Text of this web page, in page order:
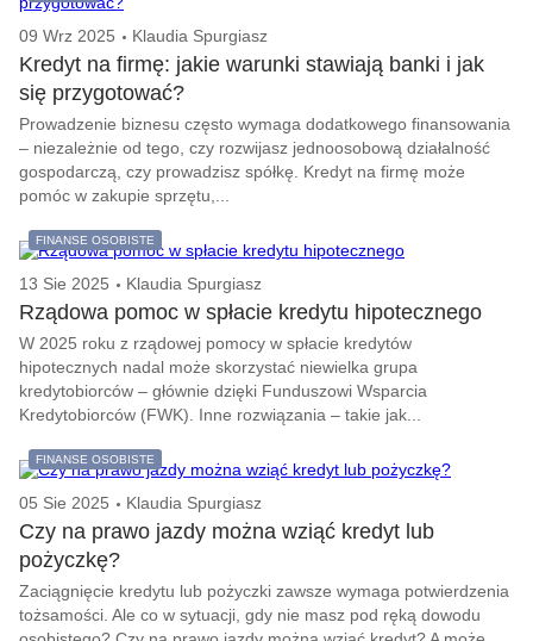
09 Wrz 2025 Klaudia Spurgiasz
Kredyt na firmę: jakie warunki stawiają banki i jak
się przygotować?
Prowadzenie biznesu często wymaga dodatkowego finansowania
– niezależnie od tego, czy rozwijasz jednoosobową działalność
gospodarczą, czy prowadzisz spółkę. Kredyt na firmę może
pomóc w zakupie sprzętu,...
FINANSE OSOBISTE
13 Sie 2025 Klaudia Spurgiasz
Rządowa pomoc w spłacie kredytu hipotecznego
W 2025 roku z rządowej pomocy w spłacie kredytów
hipotecznych nadal może skorzystać niewielka grupa
kredytobiorców – głównie dzięki Funduszowi Wsparcia
Kredytobiorców (FWK). Inne rozwiązania – takie jak...
FINANSE OSOBISTE
05 Sie 2025 Klaudia Spurgiasz
Czy na prawo jazdy można wziąć kredyt lub
pożyczkę?
Zaciągnięcie kredytu lub pożyczki zawsze wymaga potwierdzenia
tożsamości. Ale co w sytuacji, gdy nie masz pod ręką dowodu